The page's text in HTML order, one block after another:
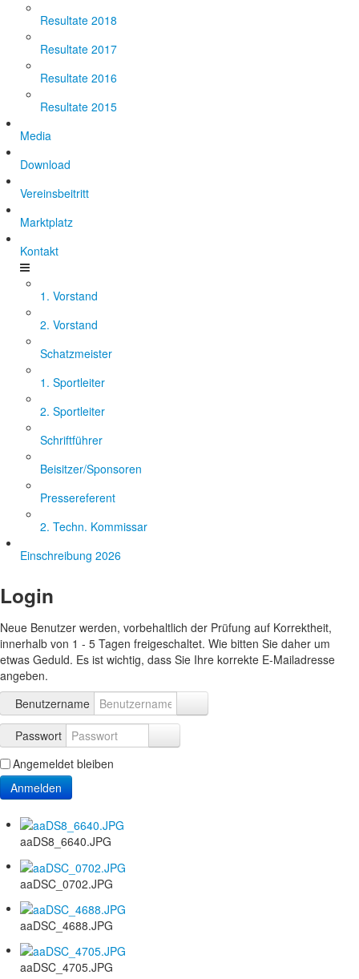
Resultate 2018
Resultate 2017
Resultate 2016
Resultate 2015
Media
Download
Vereinsbeitritt
Marktplatz
Kontakt
1. Vorstand
2. Vorstand
Schatzmeister
1. Sportleiter
2. Sportleiter
Schriftführer
Beisitzer/Sponsoren
Pressereferent
2. Techn. Kommissar
Einschreibung 2026
Login
Neue Benutzer werden, vorbehaltlich der Prüfung auf Korrektheit,
innerhalb von 1 - 5 Tagen freigeschaltet. Wie bitten Sie daher um
etwas Geduld. Es ist wichtig, dass Sie Ihre korrekte E-Mailadresse
angeben.
Benutzername
Passwort
Angemeldet bleiben
Anmelden
aaDS8_6640.JPG
aaDSC_0702.JPG
aaDSC_4688.JPG
aaDSC_4705.JPG